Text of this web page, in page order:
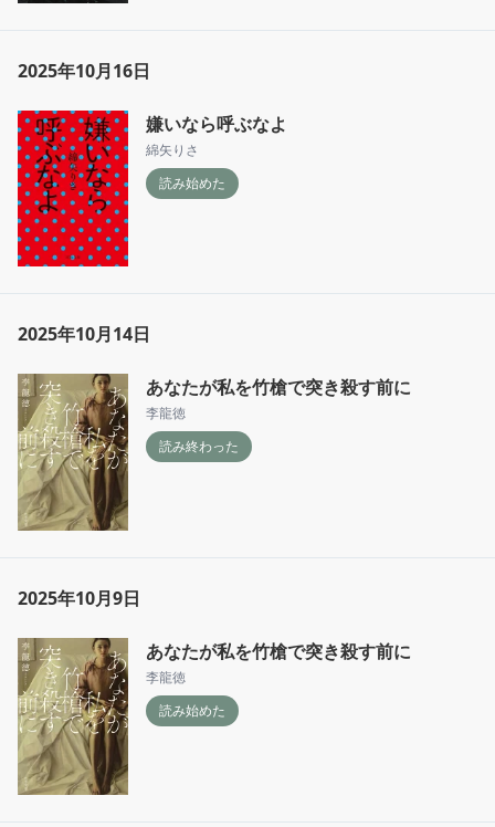
2025年10月16日
嫌いなら呼ぶなよ
綿矢りさ
読み始めた
2025年10月14日
あなたが私を竹槍で突き殺す前に
李龍徳
読み終わった
2025年10月9日
あなたが私を竹槍で突き殺す前に
李龍徳
読み始めた